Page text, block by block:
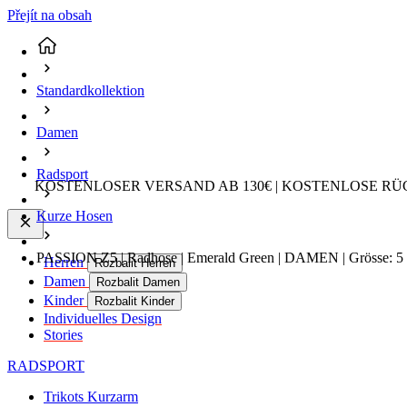
Přejít na obsah
KOSTENLOSER VERSAND AB 130€ | KOSTENLOSE
Herren Rozbalit Herren
Damen Rozbalit Damen
Kinder Rozbalit Kinder
Individuelles Design
Stories
RADSPORT
Trikots Kurzarm
Standardkollektion
Damen
Radsport
Kurze Hosen
PASSION Z5 | Radhose | Emerald Green | DAMEN | Grösse: 5